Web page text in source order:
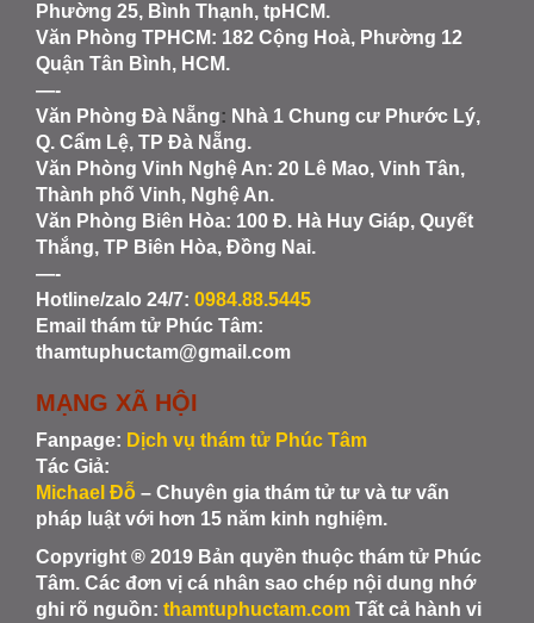
Phường 25, Bình Thạnh, tpHCM.
Văn Phòng TPHCM: 182 Cộng Hoà, Phường 12
Quận Tân Bình, HCM.
—-
Văn Phòng Đà Nẵng: Nhà 1 Chung cư Phước Lý,
Q. Cẩm Lệ, TP Đà Nẵng.
Văn Phòng Vinh Nghệ An: 20 Lê Mao, Vinh Tân,
Thành phố Vinh, Nghệ An.
Văn Phòng Biên Hòa: 100 Đ. Hà Huy Giáp, Quyết
Thắng, TP Biên Hòa, Đồng Nai.
—-
Hotline/zalo 24/7: 0984.88.5445
Email thám tử Phúc Tâm:
thamtuphuctam@gmail.com
MẠNG XÃ HỘI
Fanpage: Dịch vụ thám tử Phúc Tâm
Tác Giả:
Michael Đỗ – Chuyên gia thám tử tư và tư vấn
pháp luật với hơn 15 năm kinh nghiệm.
Copyright ® 2019 Bản quyền thuộc thám tử Phúc
Tâm. Các đơn vị cá nhân sao chép nội dung nhớ
ghi rõ nguồn: thamtuphuctam.com Tất cả hành vi